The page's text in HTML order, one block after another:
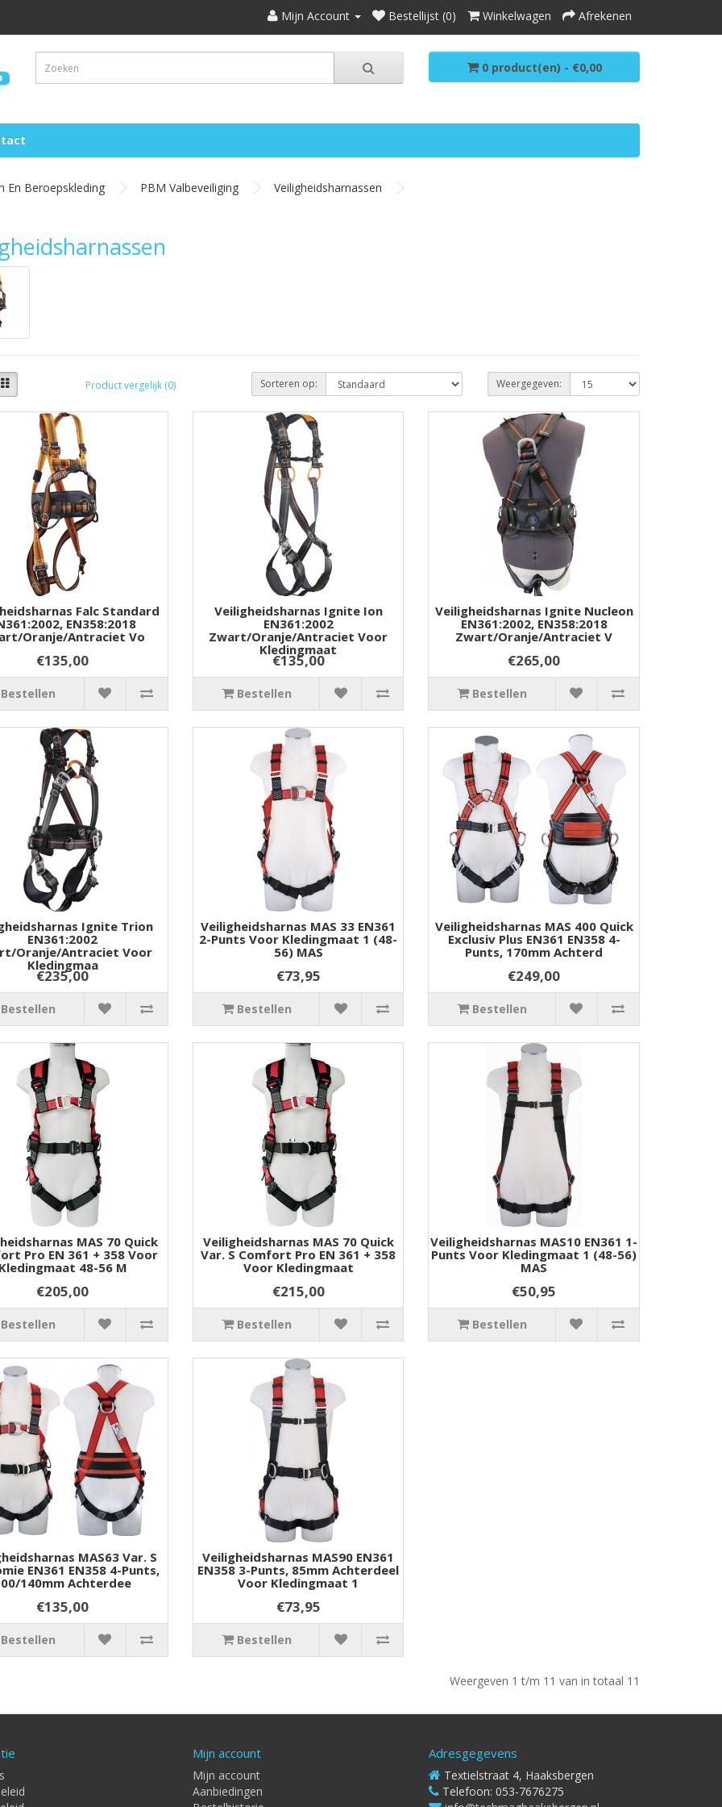
Mijn Account Bestellijst (0) Winkelwagen Afrekenen
0 product(en) - €0,00
En Beroepskleding PBM Valbeveiliging Veiligheidsharnassen
Product vergelijk (0) Sorteren op: Weergegeven:
Falc Standard
EN358:2018
oranje/antraciet Vo
€135,00
Bestellen
Veiligheidsharnas Ignite Ion
EN361:2002
Zwart/oranje/antraciet Voor
Kledingmaat
€135,00
Bestellen
Veiligheidsharnas Ignite Nucleon
EN361:2002, EN358:2018
Zwart/oranje/antraciet V
€265,00
Bestellen
Ignite Trion
EN361:2002
oranje/antraciet Voor
Kledingmaa
€235,00
Bestellen
Veiligheidsharnas MAS 33 EN361
2-Punts Voor Kledingmaat 1 (48-
56) MAS
€73,95
Bestellen
Veiligheidsharnas MAS 400 Quick
Exclusiv Plus EN361 EN358 4-
Punts, 170mm Achterd
€249,00
Bestellen
MAS 70 Quick
Pro EN 361 + 358 Voor
Kledingmaat 48-56 M
€205,00
Bestellen
Veiligheidsharnas MAS 70 Quick
Var. S Comfort Pro EN 361 + 358
Voor Kledingmaat
€215,00
Bestellen
Veiligheidsharnas MAS10 EN361 1-
Punts Voor Kledingmaat 1 (48-56)
MAS
€50,95
Bestellen
MAS63 Var. S
EN361 EN358 4-Punts,
140mm Achterdee
€135,00
Bestellen
Veiligheidsharnas MAS90 EN361
EN358 3-Punts, 85mm Achterdeel
Voor Kledingmaat 1
€73,95
Bestellen
Weergeven 1 t/m 11 van in totaal 11
Mijn account
Mijn account
Aanbiedingen
Adresgegevens
Textielstraat 4, Haaksbergen
Telefoon: 053-7676275